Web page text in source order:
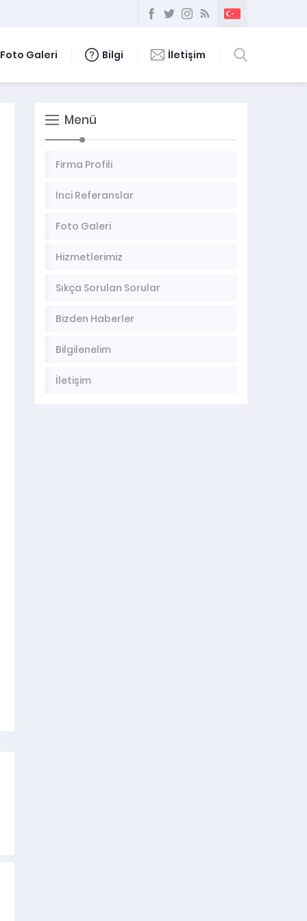
Foto Galeri Bilgi İletişim
Menü
Firma Profili
İnci Referanslar
Foto Galeri
Hizmetlerimiz
Sıkça Sorulan Sorular
Bizden Haberler
Bilgilenelim
İletişim